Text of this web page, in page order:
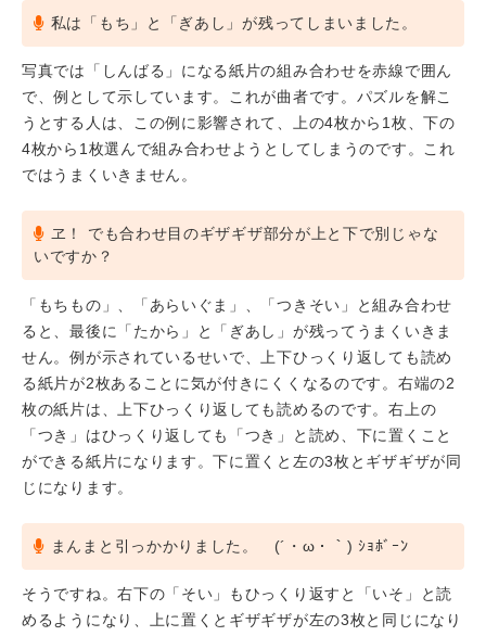
私は「もち」と「ぎあし」が残ってしまいました。
写真では「しんばる」になる紙片の組み合わせを赤線で囲ん
で、例として示しています。これが曲者です。パズルを解こ
うとする人は、この例に影響されて、上の4枚から1枚、下の
4枚から1枚選んで組み合わせようとしてしまうのです。これ
ではうまくいきません。
ヱ！ でも合わせ目のギザギザ部分が上と下で別じゃな
いですか？
「もちもの」、「あらいぐま」、「つきそい」と組み合わせ
ると、最後に「たから」と「ぎあし」が残ってうまくいきま
せん。例が示されているせいで、上下ひっくり返しても読め
る紙片が2枚あることに気が付きにくくなるのです。右端の2
枚の紙片は、上下ひっくり返しても読めるのです。右上の
「つき」はひっくり返しても「つき」と読め、下に置くこと
ができる紙片になります。下に置くと左の3枚とギザギザが同
じになります。
まんまと引っかかりました。 (´・ω・｀) ｼｮﾎﾞｰﾝ
そうですね。右下の「そい」もひっくり返すと「いそ」と読
めるようになり、上に置くとギザギザが左の3枚と同じになり